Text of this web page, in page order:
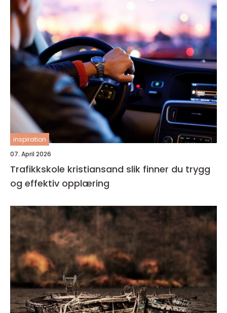
inspiration
07. April 2026
Trafikkskole kristiansand slik finner du trygg
og effektiv opplæring